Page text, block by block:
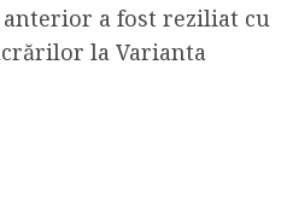
a fost reziliat cu
la Varianta